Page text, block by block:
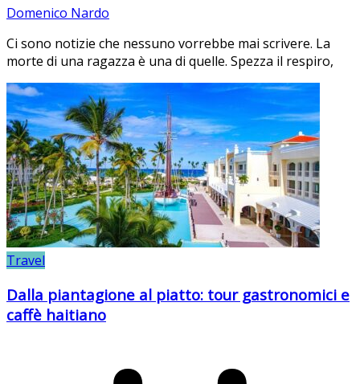
Domenico Nardo
Ci sono notizie che nessuno vorrebbe mai scrivere. La
morte di una ragazza è una di quelle. Spezza il respiro,
Travel
Dalla piantagione al piatto: tour gastronomici e
caffè haitiano